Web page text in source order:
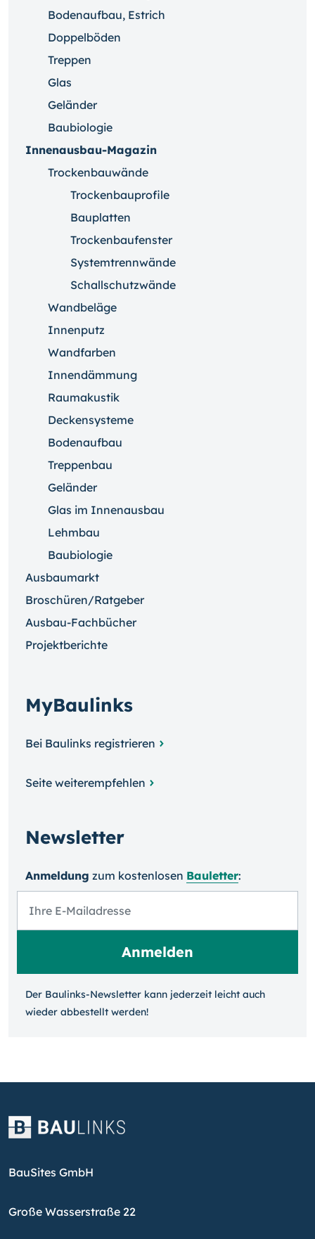
Bodenaufbau, Estrich
Doppelböden
Treppen
Glas
Geländer
Baubiologie
Innenausbau-Magazin
Trockenbauwände
Trockenbauprofile
Bauplatten
Trockenbaufenster
Systemtrennwände
Schallschutzwände
Wandbeläge
Innenputz
Wandfarben
Innendämmung
Raumakustik
Deckensysteme
Bodenaufbau
Treppenbau
Geländer
Glas im Innenausbau
Lehmbau
Baubiologie
Ausbaumarkt
Broschüren/Ratgeber
Ausbau-Fachbücher
Projektberichte
MyBaulinks
Bei Baulinks registrieren
Seite weiterempfehlen
Newsletter
Anmeldung zum kosten­losen Bauletter:
Der Baulinks-Newsletter kann jeder­zeit leicht auch
wieder ab­bestellt werden!
BauSites GmbH
Große Wasserstraße 22